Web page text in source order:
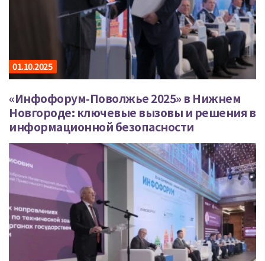
01.10.2025
«Инфофорум-Поволжье 2025» в Нижнем
Новгороде: ключевые вызовы и решения в
информационной безопасности